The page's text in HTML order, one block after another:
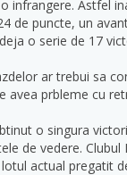
infrangere. Astfel
de puncte, un
o serie de 17
ar trebui sa
avea prbleme cu
o singura
de vedere.
actual pregatit